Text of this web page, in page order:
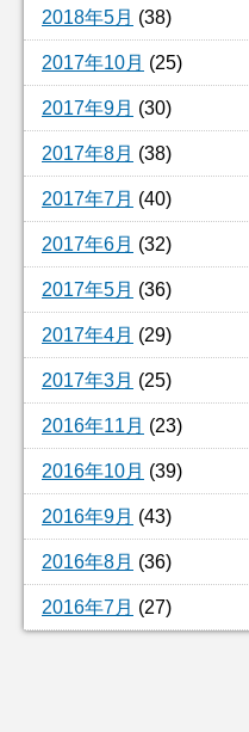
2018年5月 (38)
2017年10月 (25)
2017年9月 (30)
2017年8月 (38)
2017年7月 (40)
2017年6月 (32)
2017年5月 (36)
2017年4月 (29)
2017年3月 (25)
2016年11月 (23)
2016年10月 (39)
2016年9月 (43)
2016年8月 (36)
2016年7月 (27)